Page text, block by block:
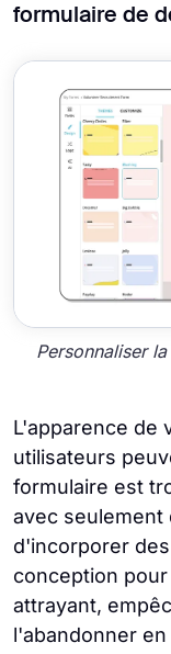
formulaire de
Personnaliser
L'apparence de
utilisateurs
formulaire est
avec seulement
d'incorporer
conception
attrayant,
l'abandonner